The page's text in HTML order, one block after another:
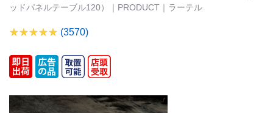
ッドパネルテーブル120）｜PRODUCT｜ラーテル
(3570)